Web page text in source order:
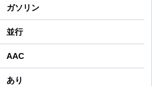
ガソリン
並行
AAC
あり